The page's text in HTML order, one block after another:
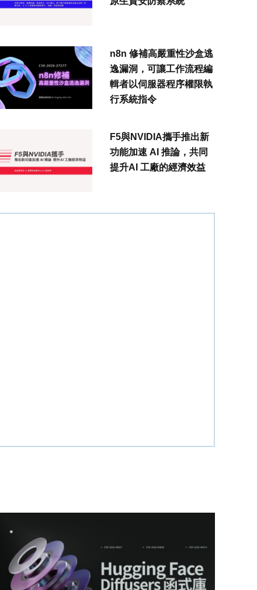
n8n 修補高嚴重性沙盒逃
逸漏洞，可讓工作流程編
輯者以伺服器程序權限執
行系統指令
F5與NVIDIA攜手推出新
功能加速 AI 推論，共同
提升AI 工廠的經濟效益